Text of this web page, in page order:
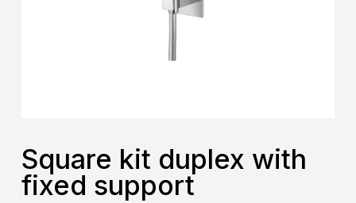
Square kit duplex with
fixed support